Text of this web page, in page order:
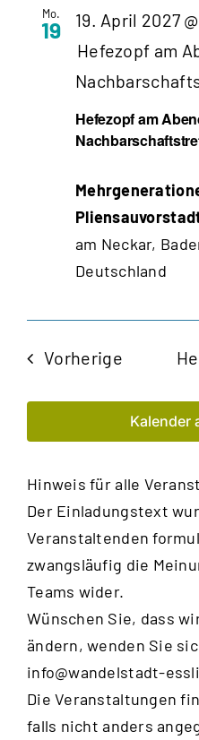
Mo.
19
Hefezopf am
19. April 2027
Hefezopf am
am Neckar,
Deutschland
Vorherige
Kalender
Hinweis für alle
Der Einladungstext
Veranstaltenden
zwangsläufig die
Teams wider.
Wünschen Sie, dass
ändern, wenden Sie
info@wandelstadt-
Die Veranstaltungen
falls nicht anders